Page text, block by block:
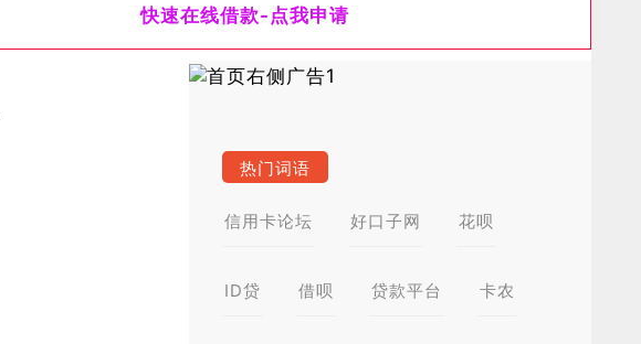
快速在线借款-点我申请
热门词语
信用卡论坛 好口子网 花呗
ID贷 借呗 贷款平台 卡农